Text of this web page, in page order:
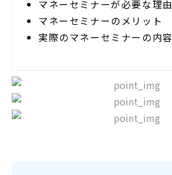
マネーセミナーが必要な理由
マネーセミナーのメリット
実際のマネーセミナーの内容